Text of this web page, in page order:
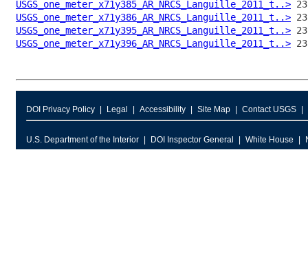
USGS_one_meter_x71y385_AR_NRCS_Languille_2011_t..>
USGS_one_meter_x71y386_AR_NRCS_Languille_2011_t..>
USGS_one_meter_x71y395_AR_NRCS_Languille_2011_t..>
USGS_one_meter_x71y396_AR_NRCS_Languille_2011_t..>
DOI Privacy Policy Legal Accessibility Site Map Contact USGS
U.S. Department of the Interior DOI Inspector General White House